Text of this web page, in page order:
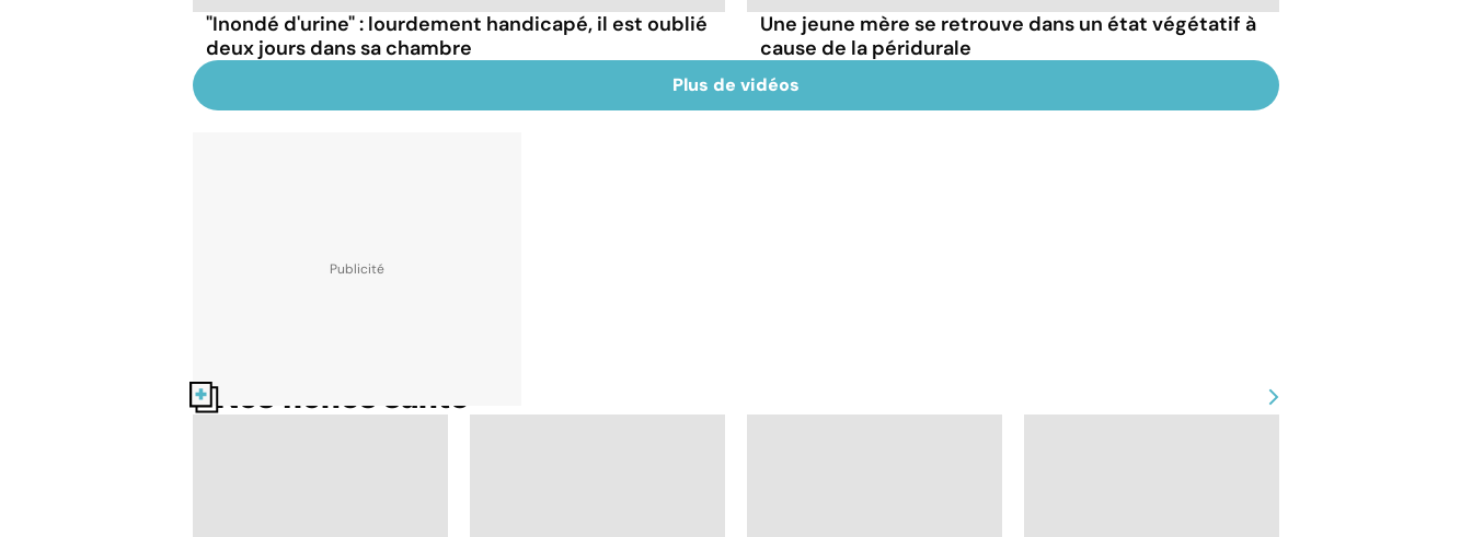
"Inondé d'urine" : lourdement handicapé, il est oublié
deux jours dans sa chambre
Une jeune mère se retrouve dans un état végétatif à
cause de la péridurale
Plus de vidéos
Nos fiches santé